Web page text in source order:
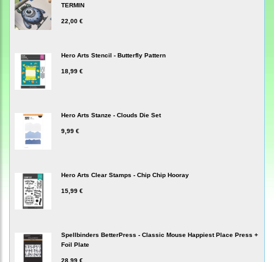
TERMIN
22,00 €
Hero Arts Stencil - Butterfly Pattern
18,99 €
Hero Arts Stanze - Clouds Die Set
9,99 €
Hero Arts Clear Stamps - Chip Chip Hooray
15,99 €
Spellbinders BetterPress - Classic Mouse Happiest Place Press +
Foil Plate